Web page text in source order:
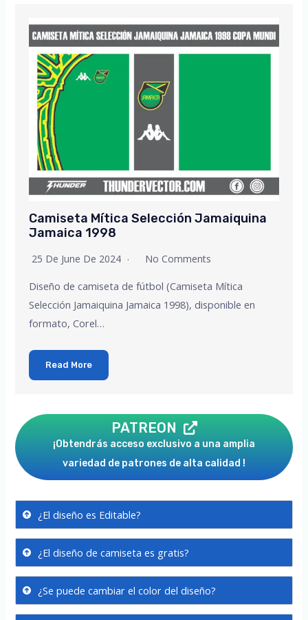
Camiseta Mítica Selección Jamaiquina
Jamaica 1998
25 De June De 2024 No Comments
Diseño de camiseta de fútbol (Camiseta Mítica
Selección Jamaiquina Jamaica 1998), disponible en
formato, Corel…
Read More
PATREON
¡Obtendrás acceso exclusivo a una amplia
variedad de patrones de alta calidad !
¿El diseño es Editable?
¿El diseño de camiseta es gratis?
¿Se puede cambiar el color del diseño?